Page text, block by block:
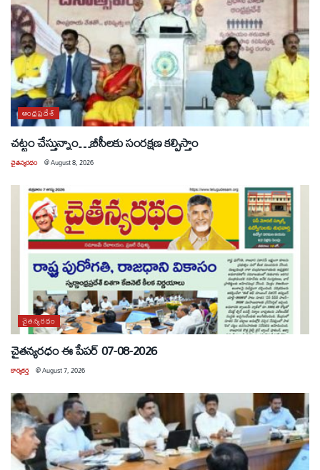
ఆంధ్రప్రదేశ్
చట్టం చేస్తున్నాం…బీసీలకు సంరక్షణ కల్పిస్తాం
చైతన్యరధం @August 8, 2026
చైతన్యరధం
చైతన్యరధం ఈ పేపర్ 07-08-2026
కార్యకర్త @August 7, 2026